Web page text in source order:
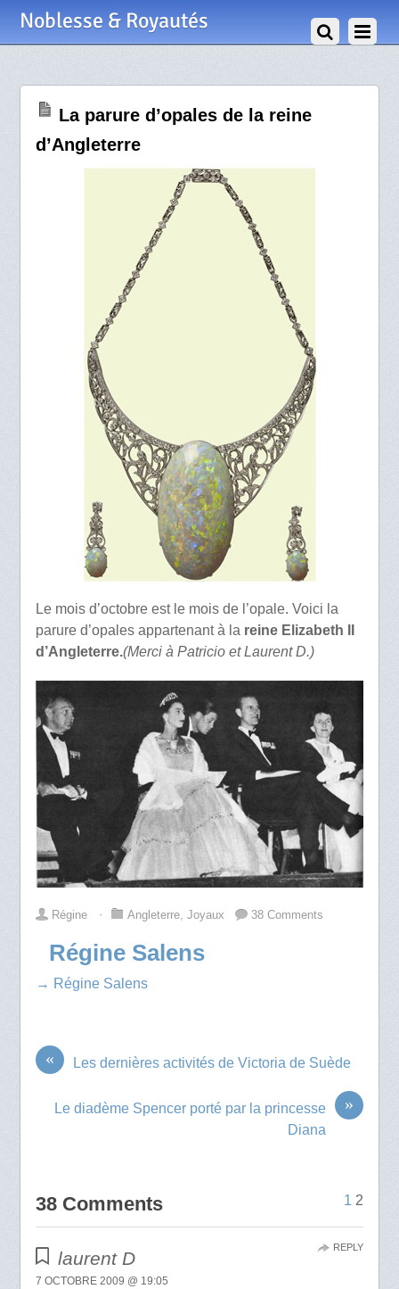
Noblesse & Royautés
La parure d’opales de la reine
d’Angleterre
Le mois d’octobre est le mois de l’opale. Voici la
parure d’opales appartenant à la reine Elizabeth II
d’Angleterre.(Merci à Patricio et Laurent D.)
Régine ⋅ Angleterre, Joyaux 38 Comments
Régine Salens
→ Régine Salens
« Les dernières activités de Victoria de Suède
»
Le diadème Spencer porté par la princesse
Diana
38 Comments 1 2
laurent D
7 OCTOBRE 2009 @ 19:05
REPLY